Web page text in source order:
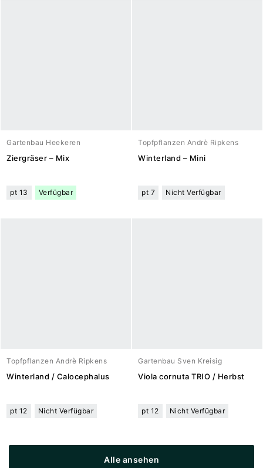
Gartenbau Heekeren
Ziergräser – Mix
pt 13 Verfügbar
Topfpflanzen Andrè Ripkens
Winterland – Mini
pt 7 Nicht Verfügbar
Topfpflanzen Andrè Ripkens
Winterland / Calocephalus
pt 12 Nicht Verfügbar
Gartenbau Sven Kreisig
Viola cornuta TRIO / Herbst
pt 12 Nicht Verfügbar
Alle ansehen